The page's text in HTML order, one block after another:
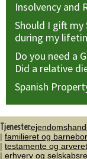
Insolvency and
Should I gift my
during my
Do you need a
Did a relative
Spanish
Tjenester:
familieret og
testamente og arveret
erhverv og